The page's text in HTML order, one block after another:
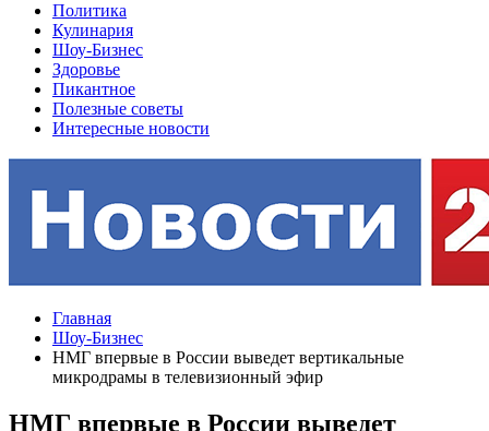
Политика
Кулинария
Шоу-Бизнес
Здоровье
Пикантное
Полезные советы
Интересные новости
Главная
Шоу-Бизнес
НМГ впервые в России выведет вертикальные
микродрамы в телевизионный эфир
НМГ впервые в России выведет